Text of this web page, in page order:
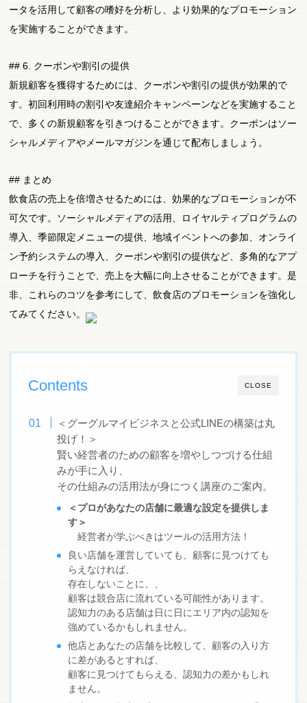
ータを活用して顧客の嗜好を分析し、より効果的なプロモーション
を実施することができます。
## 6. クーポンや割引の提供
新規顧客を獲得するためには、クーポンや割引の提供が効果的で
す。初回利用時の割引や友達紹介キャンペーンなどを実施すること
で、多くの新規顧客を引きつけることができます。クーポンはソー
シャルメディアやメールマガジンを通じて配布しましょう。
## まとめ
飲食店の売上を倍増させるためには、効果的なプロモーションが不
可欠です。ソーシャルメディアの活用、ロイヤルティプログラムの
導入、季節限定メニューの提供、地域イベントへの参加、オンライ
ン予約システムの導入、クーポンや割引の提供など、多角的なアプ
ローチを行うことで、売上を大幅に向上させることができます。是
非、これらのコツを参考にして、飲食店のプロモーションを強化し
てみてください。
CLOSE
Contents
＜グーグルマイビジネスと公式LINEの構築は丸
投げ！＞
賢い経営者のための顧客を増やしつづける仕組
みが手に入り、
その仕組みの活用法が身につく講座のご案内。
＜プロがあなたの店舗に最適な設定を提供しま
す＞
経営者が学ぶべきはツールの活用方法！
良い店舗を運営していても、顧客に見つけても
らえなければ、
存在しないことに、、
顧客は競合店に流れている可能性があります。
認知力のある店舗は日に日にエリア内の認知を
強めているかもしれません。
他店とあなたの店舗を比較して、顧客の入り方
に差があるとすれば、
顧客に見つけてもらえる、認知力の差かもしれ
ません。